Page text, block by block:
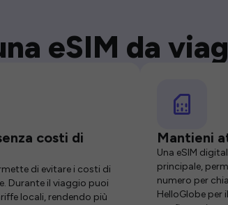
eSIM da
costi di
di evitare i costi di
Durante il viaggio puoi
locali, rendendo più
Mantieni
Una eSIM
principale,
numero per
HelloGlobe per